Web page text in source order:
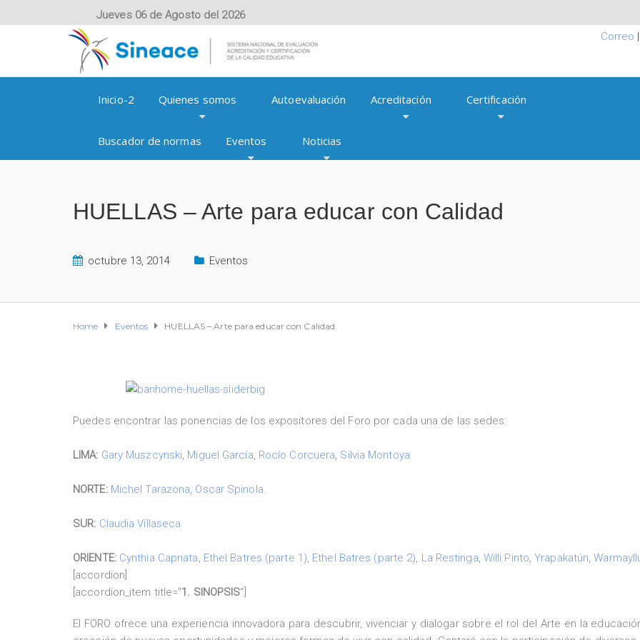
Jueves 06 de Agosto del 2026
Correo |
Inicio-2 Quienes somos Autoevaluación Acreditación Certificación
Buscador de normas Eventos Noticias
HUELLAS – Arte para educar con Calidad
octubre 13, 2014 Eventos
Home Eventos HUELLAS – Arte para educar con Calidad
Puedes encontrar las ponencias de los expositores del Foro por cada una de las sedes:
LIMA: Gary Muszcynski, Miguel García, Rocío Corcuera, Silvia Montoya.
NORTE: Michel Tarazona, Oscar Spinola.
SUR: Claudia Villaseca
ORIENTE: Cynthia Capriata, Ethel Batres (parte 1), Ethel Batres (parte 2), La Restinga, Willi Pinto,Yrapakatún,
[accordion]
[accordion_item title=”1. SINOPSIS“]
El FORO ofrece una experiencia innovadora para descubrir, vivenciar y dialogar sobre el rol del Arte en la